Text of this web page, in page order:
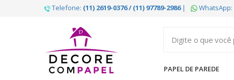
Telefone: (11) 2619-0376 / (11) 97789-2986| WhatsApp:
PAPEL DE PAREDE
Decore
com